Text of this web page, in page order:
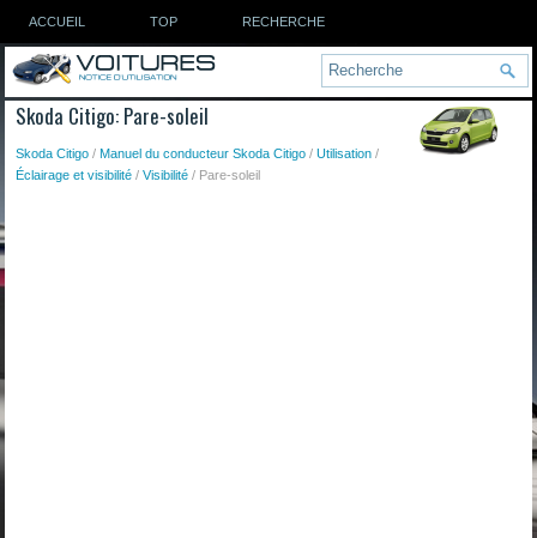
ACCUEIL TOP RECHERCHE
Skoda Citigo: Pare-soleil
Skoda Citigo /Manuel du conducteur Skoda Citigo /Utilisation /
Éclairage et visibilité /Visibilité / Pare-soleil